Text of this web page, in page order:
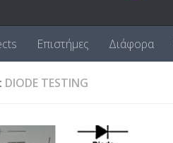
Επιστήμες Διάφορα
DIODE TESTING